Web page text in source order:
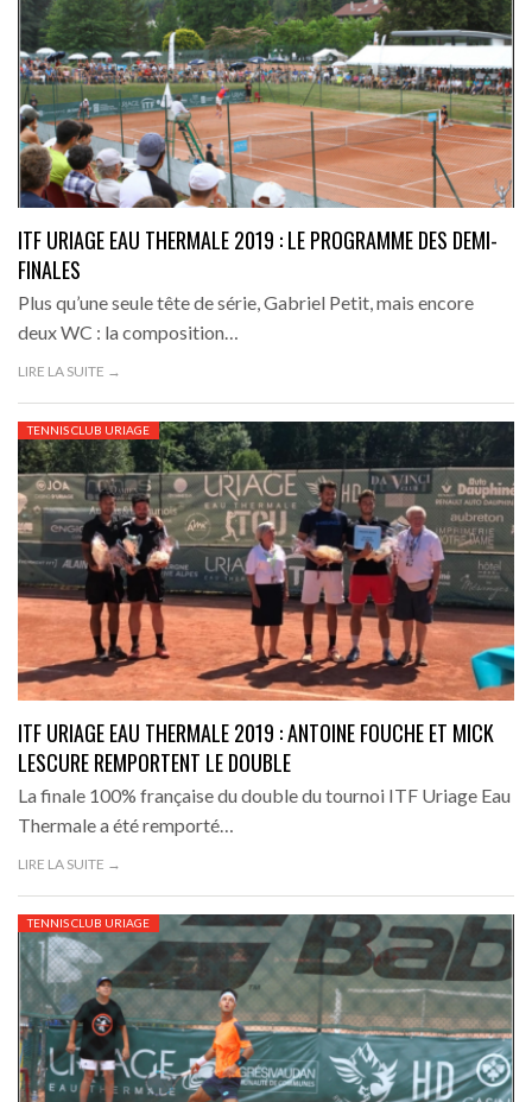
ITF URIAGE EAU THERMALE 2019 : LE PROGRAMME DES DEMI-
FINALES
Plus qu’une seule tête de série, Gabriel Petit, mais encore
deux WC : la composition…
LIRE LA SUITE →
TENNIS CLUB URIAGE
ITF URIAGE EAU THERMALE 2019 : ANTOINE FOUCHE ET MICK
LESCURE REMPORTENT LE DOUBLE
La finale 100% française du double du tournoi ITF Uriage Eau
Thermale a été remporté…
LIRE LA SUITE →
TENNIS CLUB URIAGE